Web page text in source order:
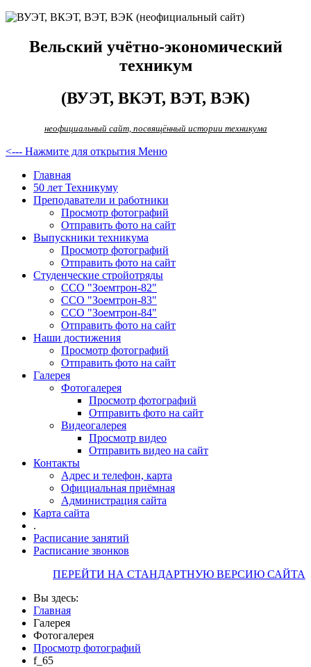
Вельский учётно-экономический
техникум
(ВУЭТ, ВКЭТ, ВЭТ, ВЭК)
неофициальный сайт, посвящённый истории техникума
<--- Нажмите для открытия Меню
Главная
50 лет Техникуму
Преподаватели и работники
Просмотр фотографий
Отправить фото на сайт
Выпускники техникума
Просмотр фотографий
Отправить фото на сайт
Студенческие стройотряды
ССО "Зоемтрон-82"
ССО "Зоемтрон-83"
ССО "Зоемтрон-84"
Отправить фото на сайт
Наши достижения
Просмотр фотографий
Отправить фото на сайт
Галерея
Фотогалерея
Просмотр фотографий
Отправить фото на сайт
Видеогалерея
Просмотр видео
Отправить видео на сайт
Контакты
Адрес и телефон, карта
Официальная приёмная
Администрация сайта
Карта сайта
.
Расписание занятий
Расписание звонков
ПЕРЕЙТИ НА СТАНДАРТНУЮ ВЕРСИЮ САЙТА
Вы здесь:
Главная
Галерея
Фотогалерея
Просмотр фотографий
f_65